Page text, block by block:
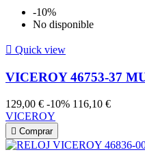
-10%
No disponible
 Quick view
VICEROY 46753-37
129,00 € -10% 116,10 €
VICEROY
 Comprar